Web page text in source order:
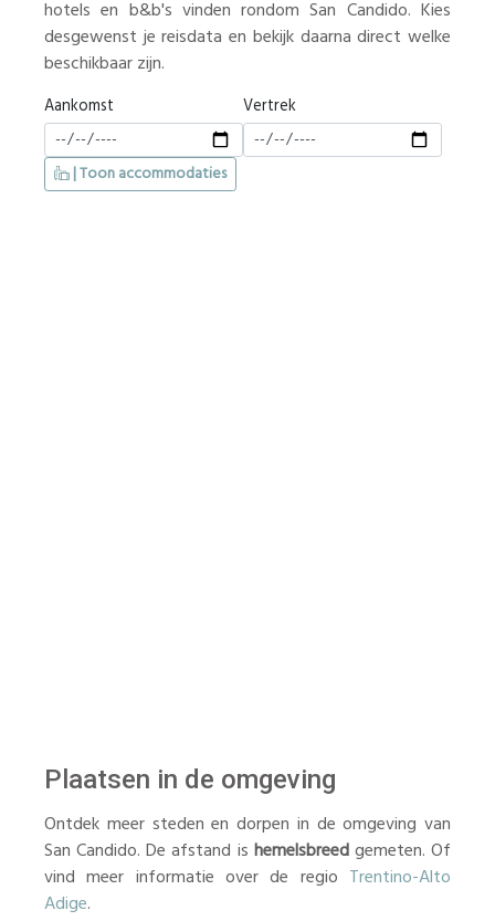
hotels en b&b's vinden rondom San Candido. Kies
desgewenst je reisdata en bekijk daarna direct welke
beschikbaar zijn.
Aankomst Vertrek
| Toon accommodaties
Plaatsen in de omgeving
Ontdek meer steden en dorpen in de omgeving van
San Candido. De afstand is hemelsbreedgemeten. Of
vind meer informatie over de regio Trentino-Alto
Adige.